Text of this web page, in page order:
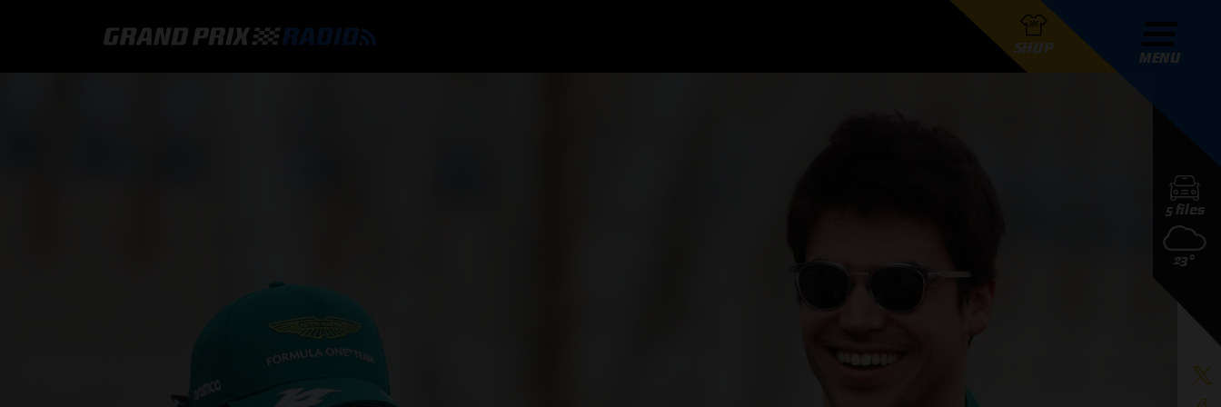
SHOP
MENU
5 files
23°
GRAND PRIX RADIO TEAM
GRAND PRIX RADIO ACTIES